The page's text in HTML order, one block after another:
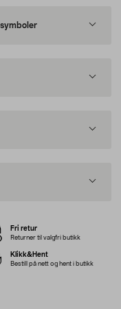
Fri retur
Returner til valgfri butikk
Klikk&Hent
Bestill på nett og hent i butikk